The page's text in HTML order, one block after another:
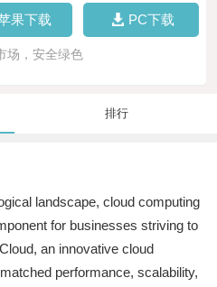
果下载 PC下载
场，安全绿色
排行
landscape, cloud computing
for businesses striving to
an innovative cloud
performance, scalability,